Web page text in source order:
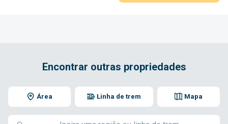
Encontrar outras propriedades
Área Mapa
Linha de trem